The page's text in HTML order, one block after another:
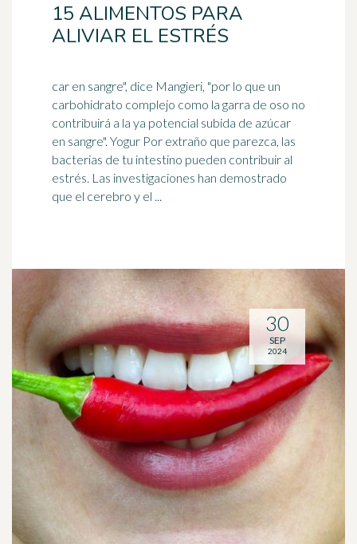
15 ALIMENTOS PARA
ALIVIAR EL ESTRÉS
car en sangre", dice Mangieri, "por lo que un
carbohidrato complejo como la garra de oso no
contribuirá a la ya potencial subida de azúcar
en sangre". Yogur Por extraño que parezca, las
bacterias de tu intestino pueden contribuir al
estrés. Las investigaciones han demostrado
que el cerebro y el ...
30
SEP
2024